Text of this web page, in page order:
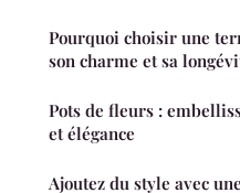
Pourquoi choisir une
son charme et sa
Pots de fleurs :
et élégance
Ajoutez du style avec